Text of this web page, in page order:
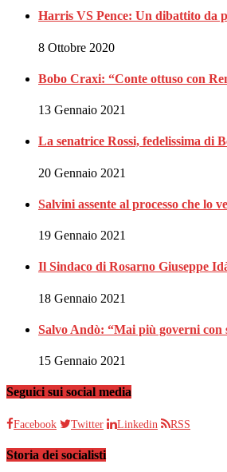
Harris VS Pence: Un dibattito da
8 Ottobre 2020
Bobo Craxi: “Conte ottuso con
13 Gennaio 2021
La senatrice Rossi, fedelissima di
20 Gennaio 2021
Salvini assente al processo che lo
19 Gennaio 2021
Il Sindaco di Rosarno Giuseppe
18 Gennaio 2021
Salvo Andò: “Mai più governi con
15 Gennaio 2021
Seguici sui social media
Facebook Twitter Linkedin RSS
Storia dei socialisti